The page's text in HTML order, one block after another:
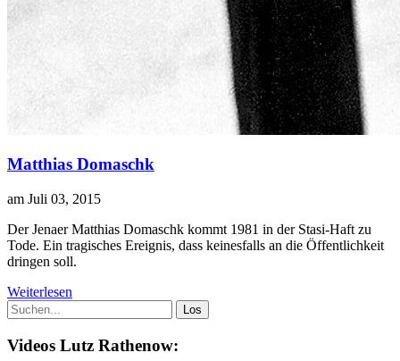
Matthias Domaschk
am Juli 03, 2015
Der Jenaer Matthias Domaschk kommt 1981 in der Stasi-Haft zu
Tode. Ein tragisches Ereignis, dass keinesfalls an die Öffentlichkeit
dringen soll.
Weiterlesen
Videos Lutz Rathenow: